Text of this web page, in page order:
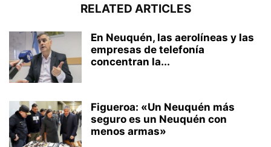
RELATED ARTICLES
En Neuquén, las aerolíneas y las
empresas de telefonía
concentran la...
Figueroa: «Un Neuquén más
seguro es un Neuquén con
menos armas»